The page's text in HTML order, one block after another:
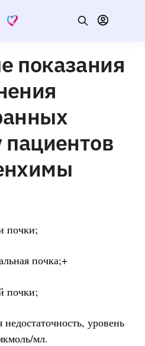
показания
почки;
почка;+
почки;
уровень
мл.